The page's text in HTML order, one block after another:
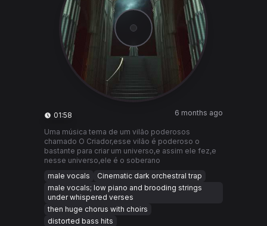
01:58 6 months ago
Uma música tema de um vilão poderosos
chamado O Criador,esse vilão é poderoso o
bastante para criar um universo,e assim ele fez,e
nesse universo,ele é o soberano
male vocals
Cinematic dark orchestral trap
male vocals; low piano and brooding strings
under whispered verses
then huge chorus with choirs
distorted bass hits